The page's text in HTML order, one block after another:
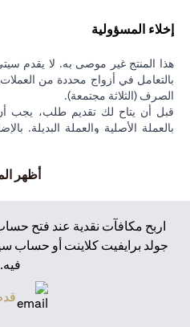
إخلاء المسؤولية
هذا المنتج غير موصى به. لا يقدم
بالتعامل في أزواج محددة من
الصرف (الثلاثة مجتمعة).
قبل أن يتاح لك تقديم طلب، يجب
بالعملة الأصلية والعملة البديلة.
متاحًا لك خلال مدة الطلب. يتم
سيتي، وسيقوم سيتي بالإفصاح عن
يمكنك تحديد أي سعر مراقبة لطلب
أمان " (بمعنى أن سعر المراقبة
أعلى أو أقل من سعر السوق
لاحقًا بتغيير سعر المراقبة لطلب
أظهر
اربح مكافآت نقدية عند فتح
جولد برايفيت كلاينت أو حساب
فيه.